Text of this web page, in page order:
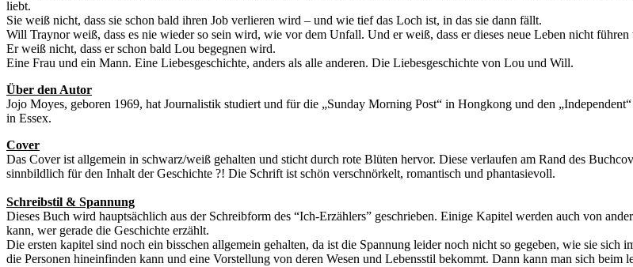
liebt.
Sie weiß nicht, dass sie schon bald ihren Job verlieren wird – und wie tief das Loch ist, in das sie dann fällt.
Will Traynor weiß, dass es nie wieder so sein wird, wie vor dem Unfall. Und er weiß, dass er dieses neue Leben nicht
Er weiß nicht, dass er schon bald Lou begegnen wird.
Eine Frau und ein Mann. Eine Liebesgeschichte, anders als alle anderen. Die Liebesgeschichte von Lou und Will.
Über den Autor
Jojo Moyes, geboren 1969, hat Journalistik studiert und für die „Sunday Morning Post“ in Hongkong und den
in Essex.
Cover
Das Cover ist allgemein in schwarz/weiß gehalten und sticht durch rote Blüten hervor. Diese verlaufen am Rand des
sinnbildlich für den Inhalt der Geschichte ?! Die Schrift ist schön verschnörkelt, romantisch und phantasievoll.
Schreibstil & Spannung
Dieses Buch wird hauptsächlich aus der Schreibform des “Ich-Erzählers” geschrieben. Einige Kapitel werden auch von
kann, wer gerade die Geschichte erzählt.
Die ersten kapitel sind noch ein bisschen allgemein gehalten, da ist die Spannung leider noch nicht so gegeben, wie sie
die Personen hineinfinden kann und eine Vorstellung von deren Wesen und Lebensstil bekommt. Dann kann man sich beim